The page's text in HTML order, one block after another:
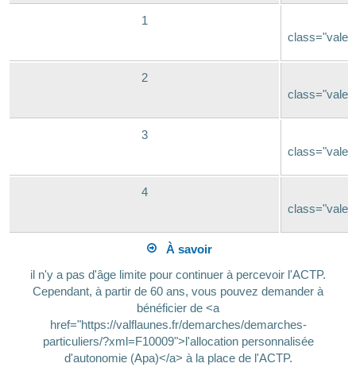
1
2
3
4
À savoir
il n'y a pas d'âge limite pour continuer à percevoir l'ACTP.
Cependant, à partir de 60 ans, vous pouvez demander à
bénéficier de <a
href="https://valflaunes.fr/demarches/demarches-
particuliers/?xml=F10009">l'allocation personnalisée
d'autonomie (Apa)</a> à la place de l'ACTP.